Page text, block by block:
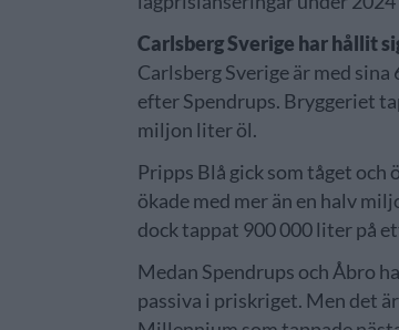
Carlsberg Sverige har hållit
Carlsberg Sverige är med
efter Spendrups. Bryggeriet
miljon liter öl.
Pripps Blå gick som tåget
ökade med mer än en halv
dock tappat 900 000 liter på
Medan Spendrups och Åbro
passiva i priskriget. Men det